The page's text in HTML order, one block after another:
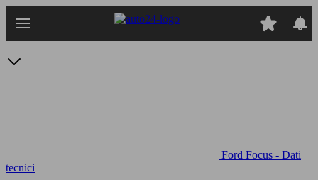
Ford Focus - Dati
tecnici